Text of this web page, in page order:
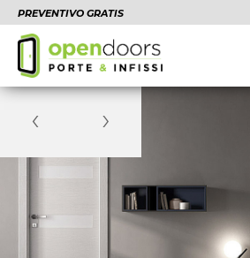
PREVENTIVO GRATIS
‹ ›